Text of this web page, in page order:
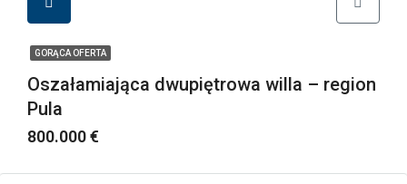
GORĄCA OFERTA
Oszałamiająca dwupiętrowa willa – region
Pula
800.000 €